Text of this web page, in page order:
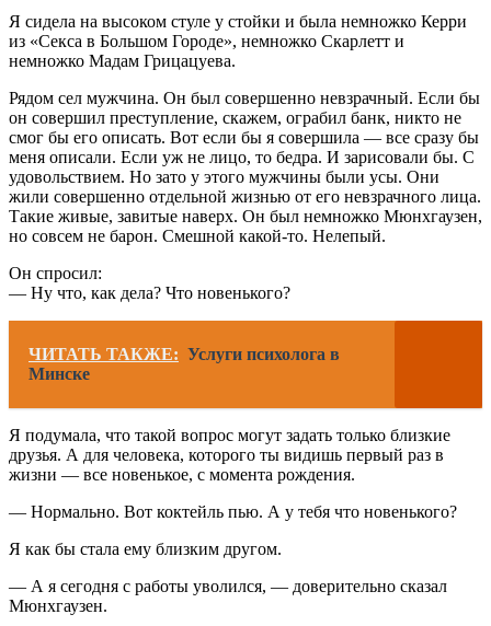
Я сидела на высоком стуле у стойки и была немножко Керри
из «Секса в Большом Городе», немножко Скарлетт и
немножко Мадам Грицацуева.
Рядом сел мужчина. Он был совершенно невзрачный. Если бы
он совершил преступление, скажем, ограбил банк, никто не
смог бы его описать. Вот если бы я совершила — все сразу бы
меня описали. Если уж не лицо, то бедра. И зарисовали бы. С
удовольствием. Но зато у этого мужчины были усы. Они
жили совершенно отдельной жизнью от его невзрачного лица.
Такие живые, завитые наверх. Он был немножко Мюнхгаузен,
но совсем не барон. Смешной какой-то. Нелепый.
Он спросил:
— Ну что, как дела? Что новенького?
ЧИТАТЬ ТАКЖЕ: Услуги психолога в
Минске
Я подумала, что такой вопрос могут задать только близкие
друзья. А для человека, которого ты видишь первый раз в
жизни — все новенькое, с момента рождения.
— Нормально. Вот коктейль пью. А у тебя что новенького?
Я как бы стала ему близким другом.
— А я сегодня с работы уволился, — доверительно сказал
Мюнхгаузен.